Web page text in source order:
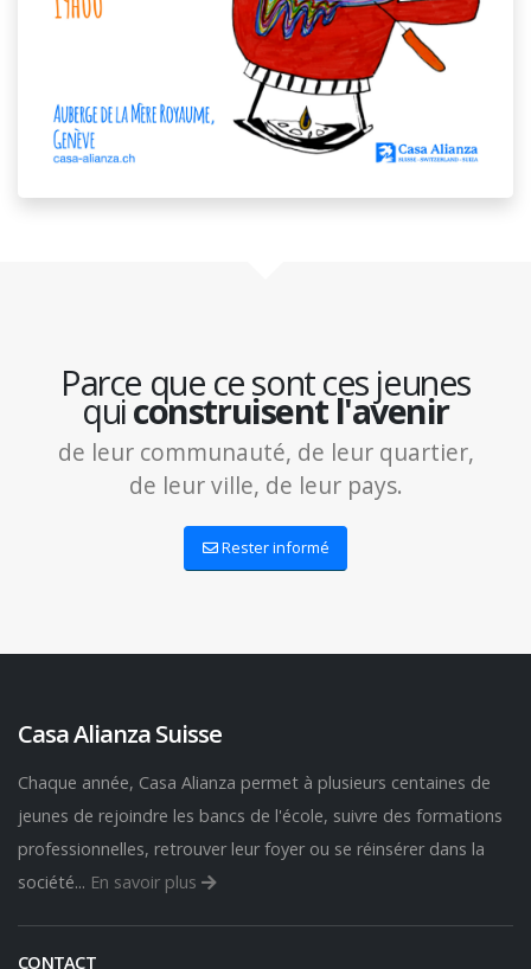
Parce que ce sont ces jeunes
quiconstruisent l'avenir
de leur communauté, de leur quartier,
de leur ville, de leur pays.
Rester informé
Casa Alianza Suisse
Chaque année, Casa Alianza permet à plusieurs centaines de
jeunes de rejoindre les bancs de l'école, suivre des formations
professionnelles, retrouver leur foyer ou se réinsérer dans la
société... En savoir plus
CONTACT